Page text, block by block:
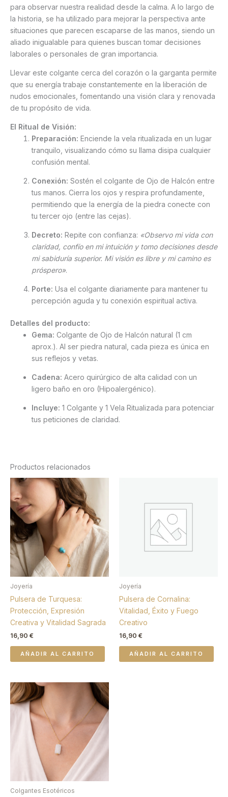
para observar nuestra realidad desde la calma. A lo largo de
la historia, se ha utilizado para mejorar la perspectiva ante
situaciones que parecen escaparse de las manos, siendo un
aliado inigualable para quienes buscan tomar decisiones
laborales o personales de gran importancia.
Llevar este colgante cerca del corazón o la garganta permite
que su energía trabaje constantemente en la liberación de
nudos emocionales, fomentando una visión clara y renovada
de tu propósito de vida.
El Ritual de Visión:
Preparación: Enciende la vela ritualizada en un lugar
tranquilo, visualizando cómo su llama disipa cualquier
confusión mental.
Conexión: Sostén el colgante de Ojo de Halcón entre
tus manos. Cierra los ojos y respira profundamente,
permitiendo que la energía de la piedra conecte con
tu tercer ojo (entre las cejas).
Decreto: Repite con confianza: «Observo mi vida con
claridad, confío en mi intuición y tomo decisiones desde
mi sabiduría superior. Mi visión es libre y mi camino es
próspero».
Porte: Usa el colgante diariamente para mantener tu
percepción aguda y tu conexión espiritual activa.
Detalles del producto:
Gema: Colgante de Ojo de Halcón natural (1 cm
aprox.). Al ser piedra natural, cada pieza es única en
sus reflejos y vetas.
Cadena: Acero quirúrgico de alta calidad con un
ligero baño en oro (Hipoalergénico).
Incluye: 1 Colgante y 1 Vela Ritualizada para potenciar
tus peticiones de claridad.
Productos relacionados
Joyería
Pulsera de Turquesa:
Protección, Expresión
Creativa y Vitalidad Sagrada
16,90 €
AÑADIR AL CARRITO
Joyería
Pulsera de Cornalina:
Vitalidad, Éxito y Fuego
Creativo
16,90 €
AÑADIR AL CARRITO
Colgantes Esotéricos